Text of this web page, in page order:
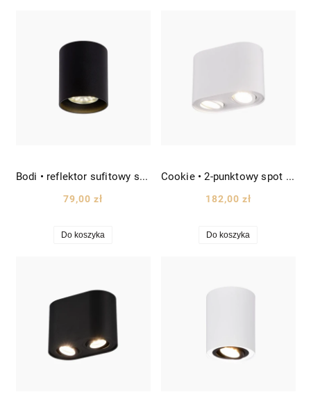
Bodi • reflektor sufitowy spot tuba wys. 9,5cm czarny
79,00 zł
Do koszyka
Cookie • 2-punktowy spot sufitowy tuba wys. 12,5cm biały
182,00 zł
Do koszyka